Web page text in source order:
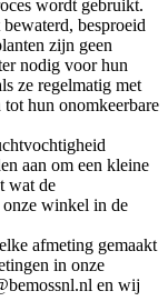
wordt gebruikt.
besproeid
zijn geen
nodig voor hun
ze regelmatig met
hun onomkeerbare
aan om een kleine
wat de
winkel in de
afmeting gemaakt
in onze
en wij